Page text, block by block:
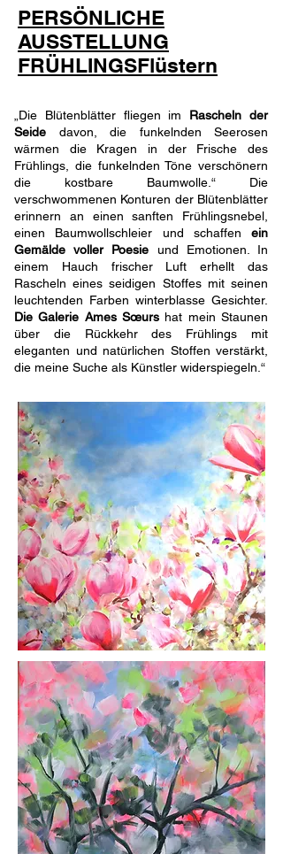
PERSÖNLICHE
AUSSTELLUNG
FRÜHLINGSFlüstern
„Die Blütenblätter fliegen im Rascheln der
Seide davon, die funkelnden Seerosen
wärmen die Kragen in der Frische des
Frühlings, die funkelnden Töne verschönern
die kostbare Baumwolle.“ Die
verschwommenen Konturen der Blütenblätter
erinnern an einen sanften Frühlingsnebel,
einen Baumwollschleier und schaffen ein
Gemälde voller Poesie und Emotionen. In
einem Hauch frischer Luft erhellt das
Rascheln eines seidigen Stoffes mit seinen
leuchtenden Farben winterblasse Gesichter.
Die Galerie Ames Sœurs hat mein Staunen
über die Rückkehr des Frühlings mit
eleganten und natürlichen Stoffen verstärkt,
die meine Suche als Künstler widerspiegeln.“